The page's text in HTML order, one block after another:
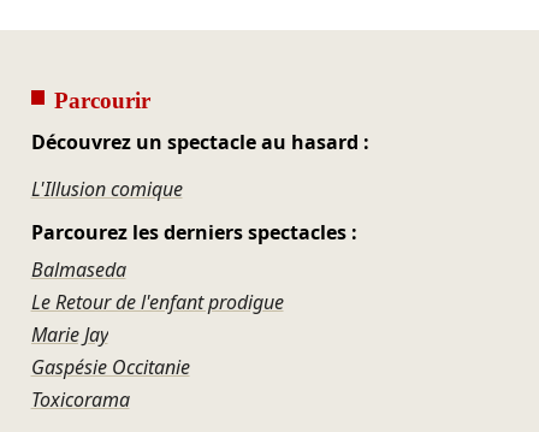
Parcourir
Découvrez un spectacle au hasard :
L'Illusion comique
Parcourez les derniers spectacles :
Balmaseda
Le Retour de l'enfant prodigue
Marie Jay
Gaspésie Occitanie
Toxicorama